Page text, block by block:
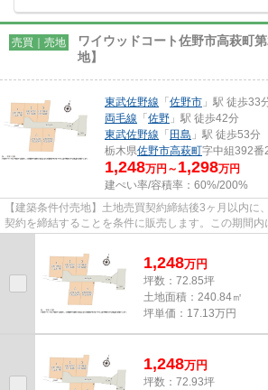
売買｜売地
ワイウッドコート佐野市高萩町
地】
東武佐野線 「佐野市 」駅 徒歩33
両毛線 「佐野 」駅 徒歩42分
東武佐野線 「田島 」駅 徒歩53分
栃木県佐野市高萩町字中組392番
1,248万円～ 1,298万円
建ぺい率/容積率： 60%/200%
【建築条件付売地】土地売買契約締結後3ヶ月以内に
契約を締結することを条件に販売します。この期間内
なかった場合は、土地売買契約...
1,248万円
坪数：72.85坪
土地面積：240.84㎡
坪単価：17.13万円
1,248万円
坪数：72.93坪